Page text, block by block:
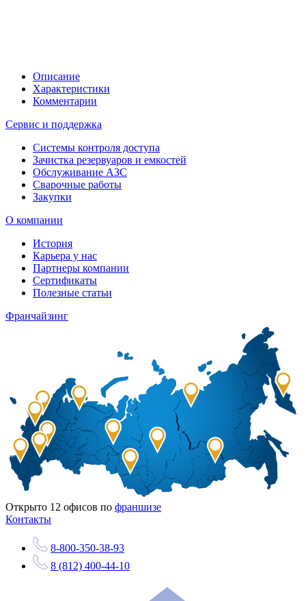
Описание
Характеристики
Комментарии
Сервис и поддержка
Системы контроля доступа
Зачистка резервуаров и емкостей
Обслуживание АЗС
Сварочные работы
Закупки
О компании
История
Карьера у нас
Партнеры компании
Сертификаты
Полезные статьи
Франчайзинг
Открыто 12 офисов по франшизе
Контакты
8-800-350-38-93
8 (812) 400-44-10